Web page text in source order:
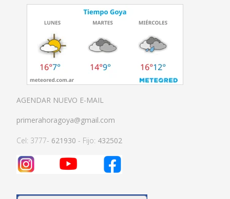
AGENDAR NUEVO E-MAIL
primerahoragoya@gmail.com
Cel: 3777- 621930 - Fijo: 432502